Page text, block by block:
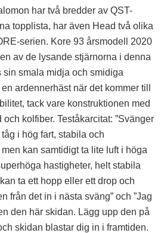
har två bredder av QST-
topplista, har även Head två olika
serien. Kore 93 årsmodell 2020
av de lysande stjärnorna i denna
sin smala midja och smidiga
ardennerhäst när det kommer till
tack vare konstruktionen med
och kolfiber. Teståkarcitat: ”Svänger
i hög fart, stabila och
kan samtidigt ta lite luft i höga
hastigheter, helt stabila
ta ett hopp eller ett drop och
från det in i nästa sväng” och ”Jag
den här skidan. Lägg upp den på
skidan blastar dig in i framtiden.